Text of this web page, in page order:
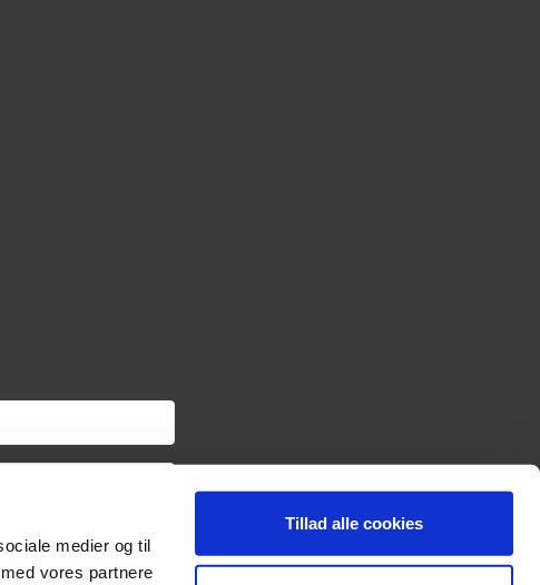
medier og til
vores partnere
Tillad alle cookies
i hver
vi oplysninger om dig via
personoplysninger og